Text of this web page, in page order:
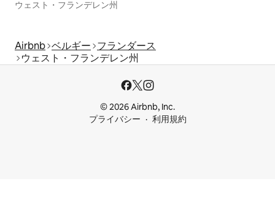
ウェスト・フランデレン州
Airbnb ベルギー フランダース
ウェスト・フランデレン州
© 2026 Airbnb, Inc.
プライバシー
利用規約